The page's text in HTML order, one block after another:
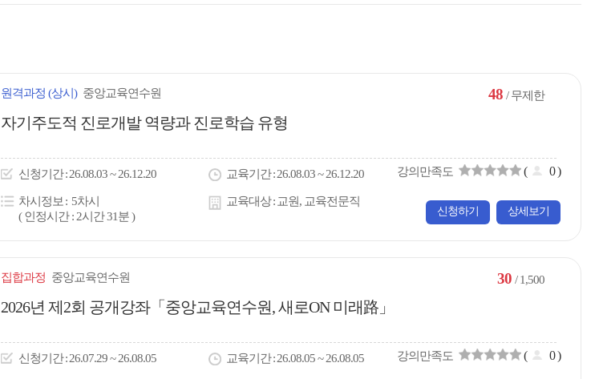
원격과정 (상시) 중앙교육연수원
자기주도적 진로개발 역량과 진로학습 유형
신청기간 26.08.03 ~ 26.12.20 교육기간 26.08.03 ~ 26.12.20
차시정보
5차시
( 인정시간 : 2시간 31분 )
교육대상 교원, 교육전문직
강의만족도 ( 0)
48 / 무제한
신청하기 상세보기
집합과정 중앙교육연수원
2026년 제2회 공개강좌「중앙교육연수원, 새로ON 미래路」
신청기간 26.07.29 ~ 26.08.05 교육기간 26.08.05 ~ 26.08.05 강의만족도 ( 0)
30 / 1,500